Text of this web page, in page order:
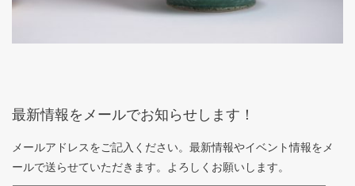
最新情報をメールでお知らせします！
メールアドレスをご記入ください。最新情報やイベント情報をメ
ールで送らせていただきます。よろしくお願いします。